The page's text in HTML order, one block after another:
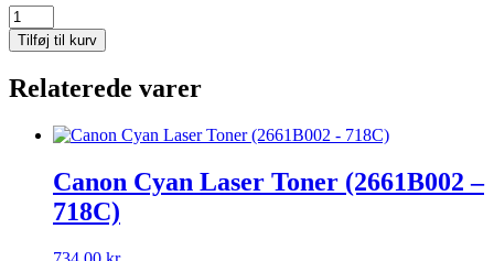
HP
Cyan
Laser
Toner
(No.207A)
Tilføj til kurv
Relaterede varer
Canon Cyan Laser Toner (2661B002 –
718C)